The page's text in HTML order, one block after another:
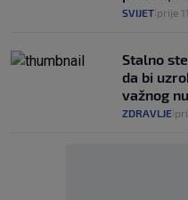
SVIJET prije
Stalno
da bi
važnog
ZDRAVLJE